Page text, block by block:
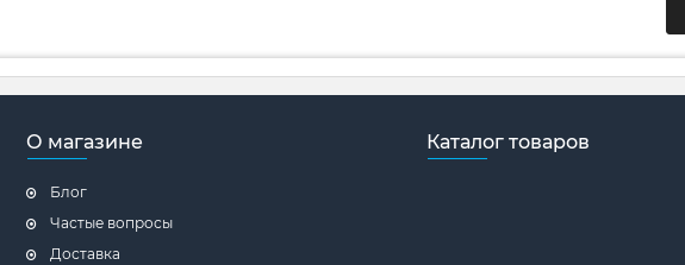
О магазине
Блог
Частые вопросы
Доставка
Каталог товаров